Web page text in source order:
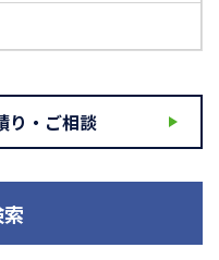
り・ご相談